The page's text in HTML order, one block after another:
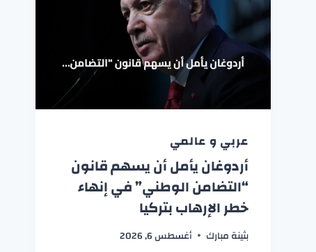
عربي و عالمي
أردوغان يأمل أن يسهم قانون
“التضامن الوطني” في إنهاء
خطر الإرهاب بتركيا
بثينة مبارك أغسطس 6, 2026